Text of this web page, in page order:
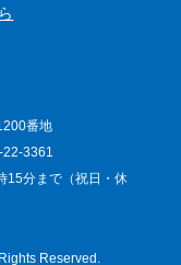
番地
3361
15分まで（祝日・休
Reserved.